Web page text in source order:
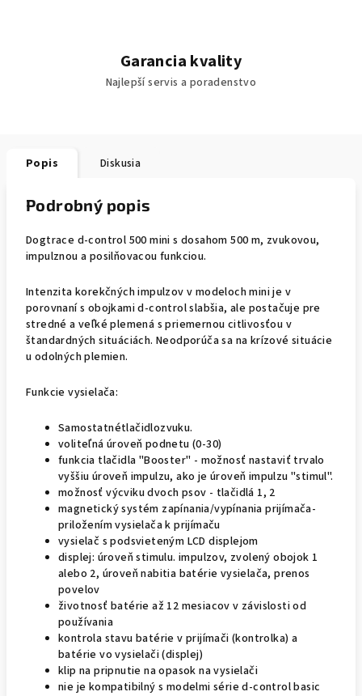
Garancia kvality
Najlepší servis a poradenstvo
Popis Diskusia
Podrobný popis
Dogtrace d-control 500 mini s dosahom 500 m, zvukovou,
impulznou a posilňovacou funkciou.
Intenzita korekčných impulzov v modeloch mini je v
porovnaní s obojkami d-control slabšia, ale postačuje pre
stredné a veľké plemená s priemernou citlivosťou v
štandardných situáciách. Neodporúča sa na krízové situácie
u odolných plemien.
Funkcie vysielača:
Samostatnétlačidlozvuku.
voliteľná úroveň podnetu (0-30)
funkcia tlačidla "Booster" - možnosť nastaviť trvalo
vyššiu úroveň impulzu, ako je úroveň impulzu "stimul".
možnosť výcviku dvoch psov - tlačidlá 1, 2
magnetický systém zapínania/vypínania prijímača-
priložením vysielača k prijímaču
vysielač s podsvieteným LCD displejom
displej: úroveň stimulu. impulzov, zvolený obojok 1
alebo 2, úroveň nabitia batérie vysielača, prenos
povelov
životnosť batérie až 12 mesiacov v závislosti od
používania
kontrola stavu batérie v prijímači (kontrolka) a
batérie vo vysielači (displej)
klip na pripnutie na opasok na vysielači
nie je kompatibilný s modelmi série d-control basic